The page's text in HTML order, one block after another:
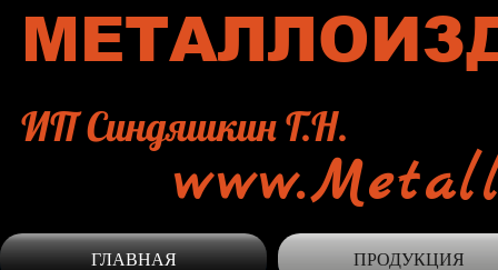
ГЛАВНАЯ ПРОДУКЦИЯ
ИП Синдяшкин Г.Н.